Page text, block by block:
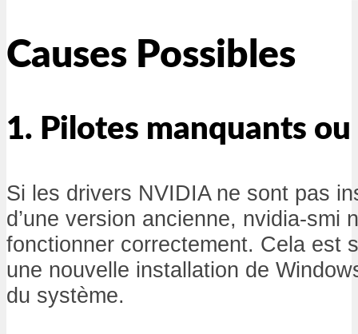
Causes Possibles
1. Pilotes manquants
Si les drivers NVIDIA ne sont pas
d’une version ancienne, nvidia-smi
fonctionner correctement. Cela est
une nouvelle installation de
du système.